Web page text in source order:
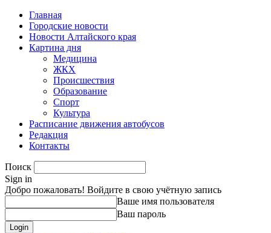
Главная
Городские новости
Новости Алтайского края
Картина дня
Медицина
ЖКХ
Происшествия
Образование
Спорт
Культура
Расписание движения автобусов
Редакция
Контакты
Поиск
Sign in
Добро пожаловать! Войдите в свою учётную запись
Ваше имя пользователя
Ваш пароль